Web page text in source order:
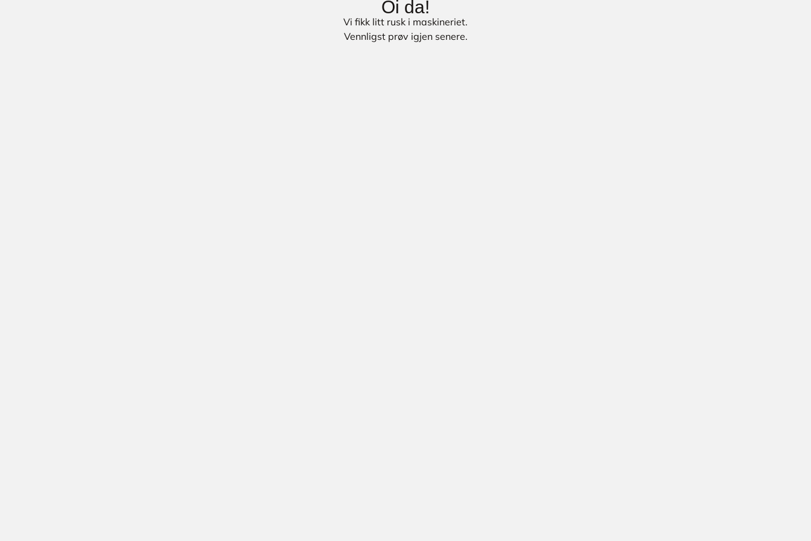
Oi da!
Vi fikk litt rusk i maskineriet.
Vennligst prøv igjen senere.